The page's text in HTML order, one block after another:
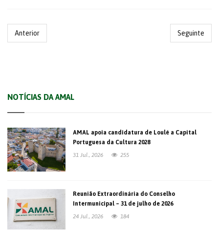
Anterior Seguinte
NOTÍCIAS DA AMAL
AMAL apoia candidatura de Loulé a Capital
Portuguesa da Cultura 2028
31 Jul., 2026
255
Reunião Extraordinária do Conselho
Intermunicipal – 31 de julho de 2026
24 Jul., 2026
184